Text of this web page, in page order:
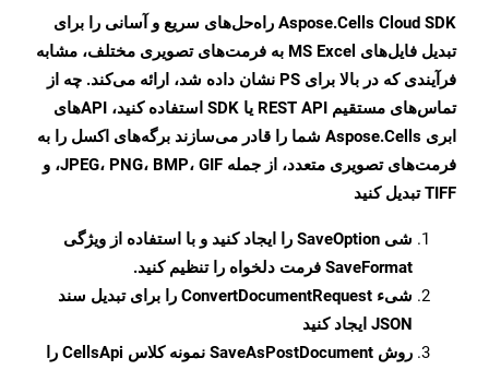
Aspose.Cells Cloud SDK راه‌حل‌های سریع و آسانی را برای
تبدیل فایل‌های MS Excel به فرمت‌های تصویری مختلف، مشابه
فرآیندی که در بالا برای PS نشان داده شد، ارائه می‌کند. چه از
تماس‌های مستقیم REST API یا SDK استفاده کنید، APIهای
ابری Aspose.Cells شما را قادر می‌سازند برگه‌های اکسل را به
فرمت‌های تصویری متعدد، از جمله JPEG، PNG، BMP، GIF، و
TIFF تبدیل کنید
شی SaveOption را ایجاد کنید و با استفاده از ویژگی
SaveFormat فرمت دلخواه را تنظیم کنید.
شیء ConvertDocumentRequest را برای تبدیل سند
JSON ایجاد کنید
روش SaveAsPostDocument
نمونه کلاس CellsApi را